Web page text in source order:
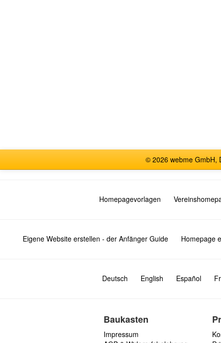
© 2026 webme GmbH,
Homepagevorlagen
Eigene Website erstellen - der Anfänger Guide Homepage
Deutsch English Español
Baukasten
Impressum